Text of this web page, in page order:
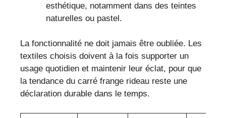
esthétique, notamment dans des teintes
naturelles ou pastel.
La fonctionnalité ne doit jamais être oubliée. Les
textiles choisis doivent à la fois supporter un
usage quotidien et maintenir leur éclat, pour que
la tendance du carré frange rideau reste une
déclaration durable dans le temps.